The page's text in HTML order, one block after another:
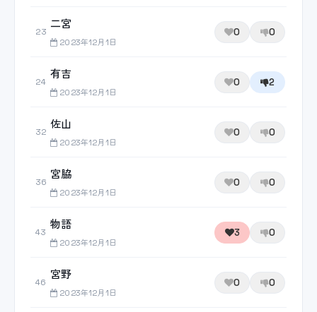
23
二宮
2023年12月1日
0 0
24
有吉
2023年12月1日
0 2
32
佐山
2023年12月1日
0 0
36
宮脇
2023年12月1日
0 0
43
物語
2023年12月1日
3 0
46
宮野
2023年12月1日
0 0